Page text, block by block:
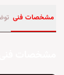
مشخصات فنی